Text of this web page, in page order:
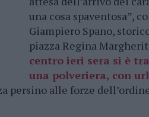
una cosa spaventosa”,
Giampiero Spano,
piazza Regina
centro ieri sera si è
una polveriera, con
persino alle forze